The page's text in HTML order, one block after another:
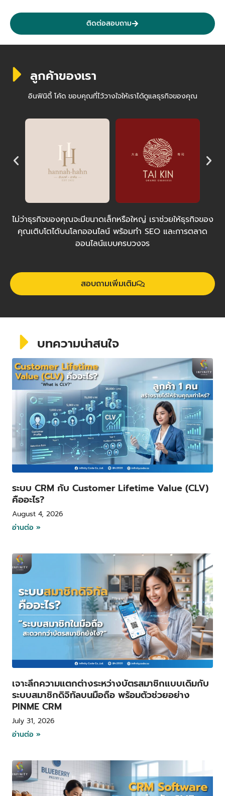
ติดต่อสอบถาม
ลูกค้าของเรา
อินฟินิตี้ โค้ด ขอบคุณที่ไว้วางใจให้เราได้ดูแลธุรกิจของคุณ
ไม่ว่าธุรกิจของคุณจะมีขนาดเล็กหรือใหญ่ เราช่วยให้ธุรกิจของ
คุณเติบโตได้บนโลกออนไลน์ พร้อมทำ SEO และการตลาด
ออนไลน์แบบครบวงจร
สอบถามเพิ่มเติม
บทความน่าสนใจ
ระบบ CRM กับ Customer Lifetime Value (CLV)
คืออะไร?
August 4, 2026
อ่านต่อ »
เจาะลึกความแตกต่างระหว่างบัตรสมาชิกแบบเดิมกับ
ระบบสมาชิกดิจิทัลบนมือถือ พร้อมตัวช่วยอย่าง
PINME CRM
July 31, 2026
อ่านต่อ »
P
a
g
e
P
a
g
e
a
g
e
a
e